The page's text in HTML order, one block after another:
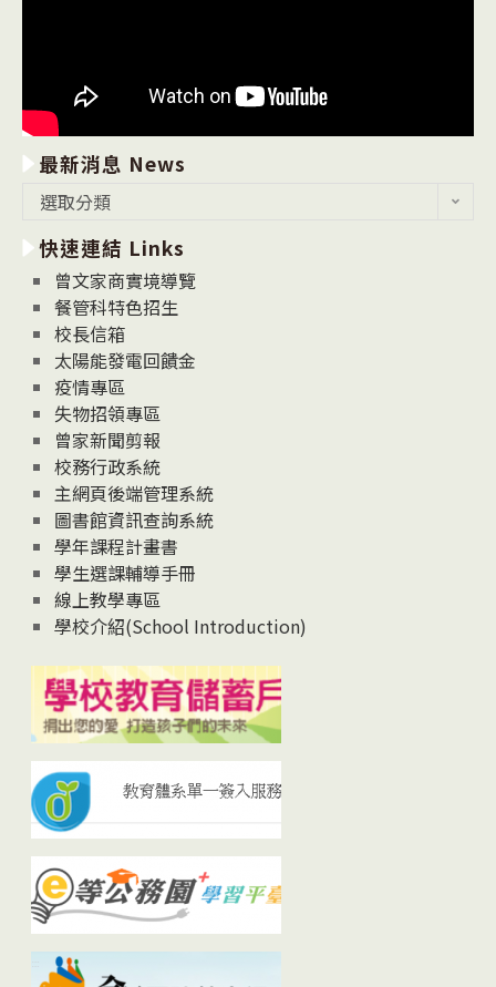
最新消息 News
消
息
News
選取分類
快速連結 Links
曾文家商實境導覽
餐管科特色招生
校長信箱
太陽能發電回饋金
疫情專區
失物招領專區
曾家新聞剪報
校務行政系統
主網頁後端管理系統
圖書館資訊查詢系統
學年課程計畫書
學生選課輔導手冊
線上教學專區
學校介紹(School Introduction)